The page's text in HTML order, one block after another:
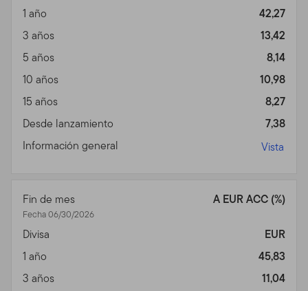
1 año
42,27
3 años
13,42
5 años
8,14
10 años
10,98
15 años
8,27
Desde lanzamiento
7,38
Información general
Vista
Fin de mes
Fecha 06/30/2026
A EUR ACC (%)
Divisa
EUR
1 año
45,83
3 años
11,04